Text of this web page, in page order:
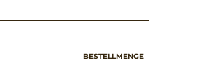
BESTELLMENGE